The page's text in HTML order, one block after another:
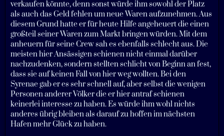
verkaufen könnte, denn sonst würde ihm sowohl der Platz
als auch das Geld fehlen um neue Waren aufzunehmen. Aus
diesem Grund hatte er für heute Hilfe angeheuert die einen
großteil seiner Waren zum Markt bringen würden. Mit dem
anheuern für seine Crew sah es ebenfalls schlecht aus. Die
meisten hier Ansässigen schienen nicht einmal darüber
nachzudenken, sondern stellten schlicht von Beginn an fest,
dass sie auf keinen Fall von hier weg wollten. Bei den
Syrenae gab er es sehr schnell auf, aber selbst die wenigen
Personen anderer Völker die er hier antraf schienen
keinerlei interesse zu haben. Es würde ihm wohl nichts
anderes übrig bleiben als darauf zu hoffen im nächsten
Hafen mehr Glück zu haben.